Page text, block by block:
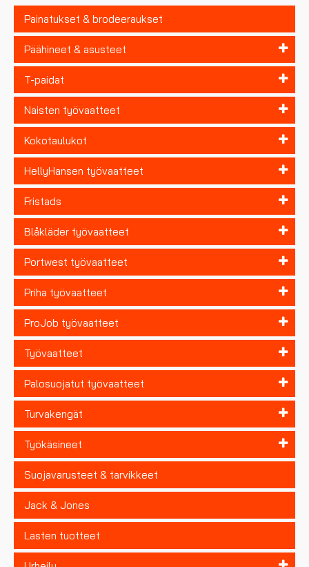
Painatukset & brodeeraukset
Päähineet & asusteet
T-paidat
Naisten työvaatteet
Kokotaulukot
HellyHansen työvaatteet
Fristads
Blåkläder työvaatteet
Portwest työvaatteet
Priha työvaatteet
ProJob työvaatteet
Työvaatteet
Palosuojatut työvaatteet
Turvakengät
Työkäsineet
Suojavarusteet & tarvikkeet
Jack & Jones
Lasten tuotteet